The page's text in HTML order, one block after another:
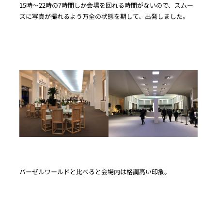
15時～22時の7時間しか会場を回れる時間がないので、スムー
ズに写真が撮れるよう万全の状態を期して、出発しました。
バーゼルワールドと比べると会場内は格調高い印象。